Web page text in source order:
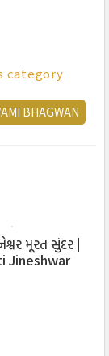
category
BHAGWAN
મૂરત સુંદર |
Jineshwar